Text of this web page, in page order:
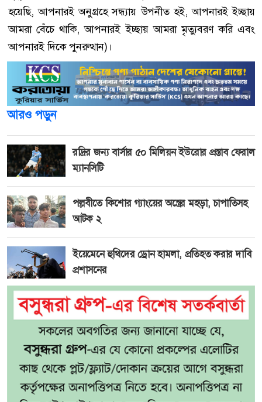
হয়েছি, আপনারই অনুগ্রহে সন্ধ্যায় উপনীত হই, আপনারই ইচ্ছায়
আমরা বেঁচে থাকি, আপনারই ইচ্ছায় আমরা মৃত্যুবরণ করি এবং
আপনারই দিকে পুনরুত্থান)।
আরও পড়ুন
রদ্রির জন্য বার্সার ৫০ মিলিয়ন ইউরোর প্রস্তাব ফেরাল
ম্যানসিটি
পল্লবীতে কিশোর গ্যাংয়ের অস্ত্রের মহড়া, চাপাতিসহ
আটক ২
ইয়েমেনে হুথিদের ড্রোন হামলা, প্রতিহত করার দাবি
প্রশাসনের